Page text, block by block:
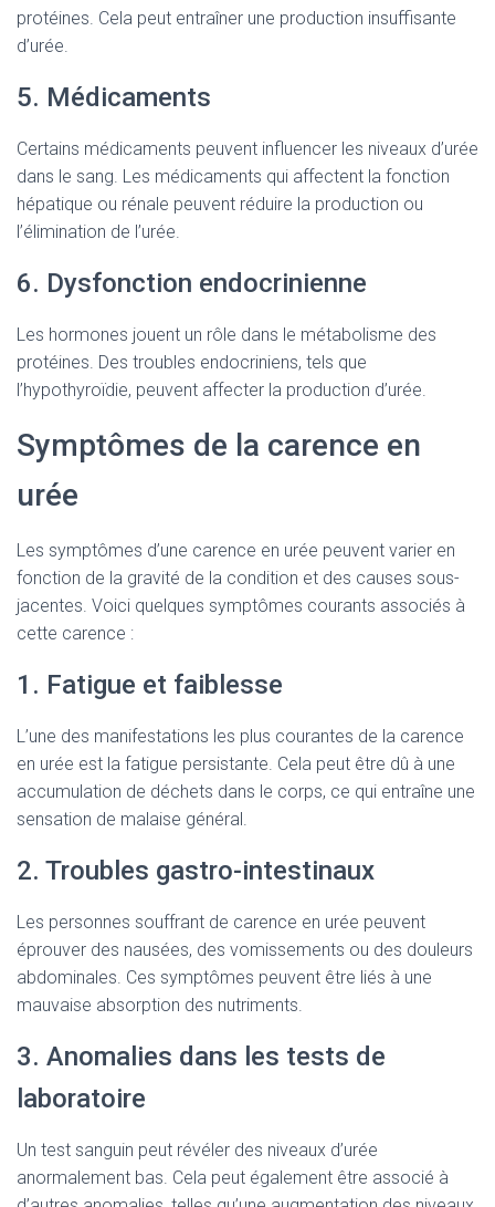
protéines. Cela peut entraîner une production insuffisante
d’urée.
5. Médicaments
Certains médicaments peuvent influencer les niveaux d’urée
dans le sang. Les médicaments qui affectent la fonction
hépatique ou rénale peuvent réduire la production ou
l’élimination de l’urée.
6. Dysfonction endocrinienne
Les hormones jouent un rôle dans le métabolisme des
protéines. Des troubles endocriniens, tels que
l’hypothyroïdie, peuvent affecter la production d’urée.
Symptômes de la carence en
urée
Les symptômes d’une carence en urée peuvent varier en
fonction de la gravité de la condition et des causes sous-
jacentes. Voici quelques symptômes courants associés à
cette carence :
1. Fatigue et faiblesse
L’une des manifestations les plus courantes de la carence
en urée est la fatigue persistante. Cela peut être dû à une
accumulation de déchets dans le corps, ce qui entraîne une
sensation de malaise général.
2. Troubles gastro-intestinaux
Les personnes souffrant de carence en urée peuvent
éprouver des nausées, des vomissements ou des douleurs
abdominales. Ces symptômes peuvent être liés à une
mauvaise absorption des nutriments.
3. Anomalies dans les tests de
laboratoire
Un test sanguin peut révéler des niveaux d’urée
anormalement bas. Cela peut également être associé à